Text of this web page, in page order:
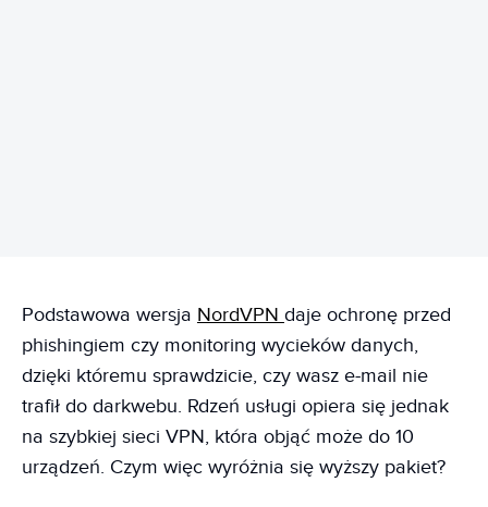
Podstawowa wersja NordVPN daje ochronę przed
phishingiem czy monitoring wycieków danych,
dzięki któremu sprawdzicie, czy wasz e-mail nie
trafił do darkwebu. Rdzeń usługi opiera się jednak
na szybkiej sieci VPN, która objąć może do 10
urządzeń. Czym więc wyróżnia się wyższy pakiet?